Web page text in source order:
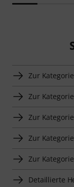
Zur
Zur
Zur
Zur
Zur
Detaillierte